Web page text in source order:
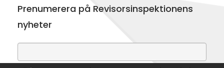
Prenumerera på Revisorsinspektionens
nyheter